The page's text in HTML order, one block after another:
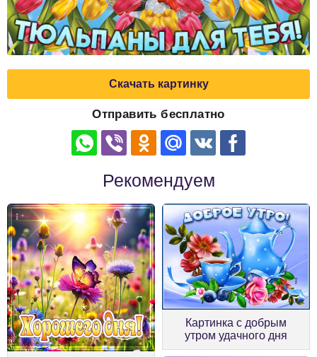
Скачать картинку
Отправить бесплатно
Рекомендуем
Картинка с добрым
утром удачного дня